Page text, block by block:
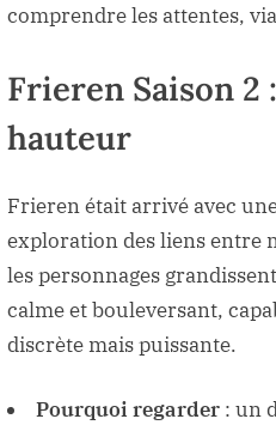
comprendre les attentes, via
Frieren Saison 2
hauteur
Frieren était arrivé avec
exploration des liens entre
les personnages
calme et bouleversant,
discrète mais puissante.
Pourquoi regarder : un